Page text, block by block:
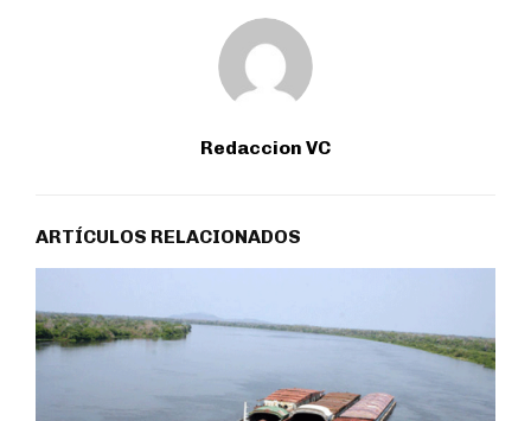
Redaccion VC
ARTÍCULOS RELACIONADOS